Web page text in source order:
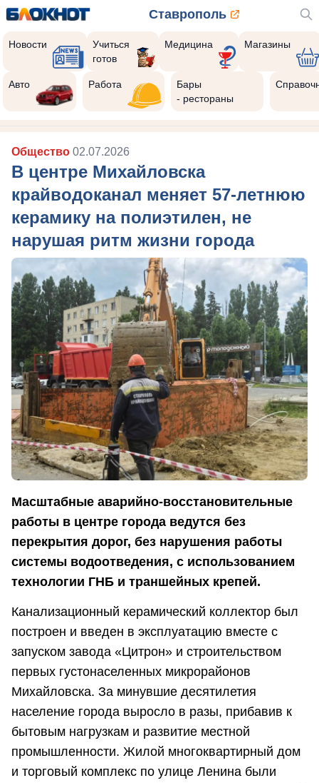
Ставрополь
Новости
Учиться
готов
Медицина Магазины
Авто Работа
Бары
- рестораны
Общество 02.07.2026
В центре Михайловска
крайводоканал меняет 57-летнюю
керамику на полиэтилен, не
нарушая ритм жизни города
Масштабные аварийно-восстановительные
работы в центре города ведутся без
перекрытия дорог, без нарушения работы
системы водоотведения, с использованием
технологии ГНБ и траншейных крепей.
Канализационный керамический коллектор был
построен и введен в эксплуатацию вместе с
запуском завода «Цитрон» и строительством
первых густонаселенных микрорайонов
Михайловска. За минувшие десятилетия
население города выросло в разы, прибавив к
бытовым нагрузкам и развитие местной
промышленности. Жилой многоквартирный дом
и торговый комплекс по улице Ленина были